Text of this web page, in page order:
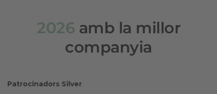
2026 amb la millor
companyia
Patrocinadors Silver